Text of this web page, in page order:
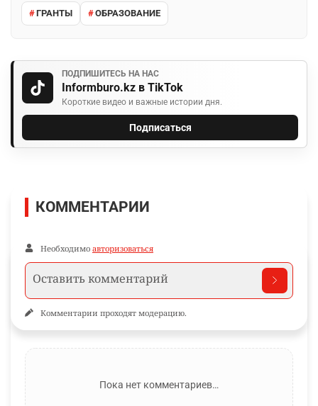
ГРАНТЫ ОБРАЗОВАНИЕ
ПОДПИШИТЕСЬ НА НАС
Informburo.kz в TikTok
Короткие видео и важные истории дня.
Подписаться
КОММЕНТАРИИ
Необходимо авторизоваться
Комментарии проходят модерацию.
Пока нет комментариев…